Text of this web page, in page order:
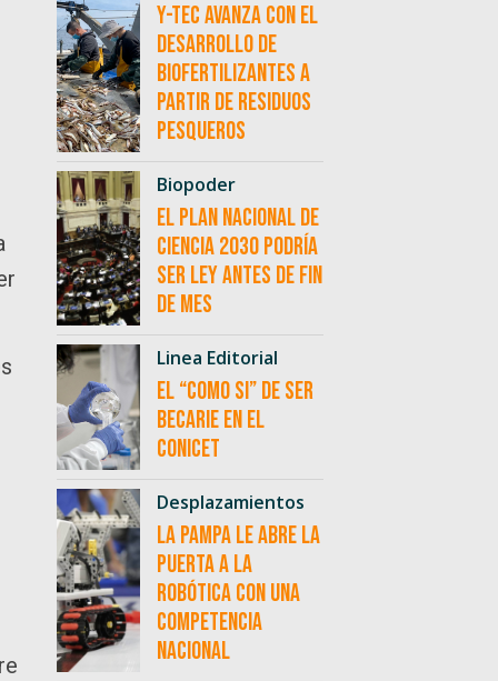
Y-TEC avanza con el
desarrollo de
biofertilizantes a
partir de residuos
pesqueros
Biopoder
El Plan Nacional de
Ciencia 2030 podría
ser ley antes de fin
de mes
Linea Editorial
El “como si” de ser
becarie en el
CONICET
Desplazamientos
La Pampa le abre la
puerta a la
robótica con una
competencia
nacional